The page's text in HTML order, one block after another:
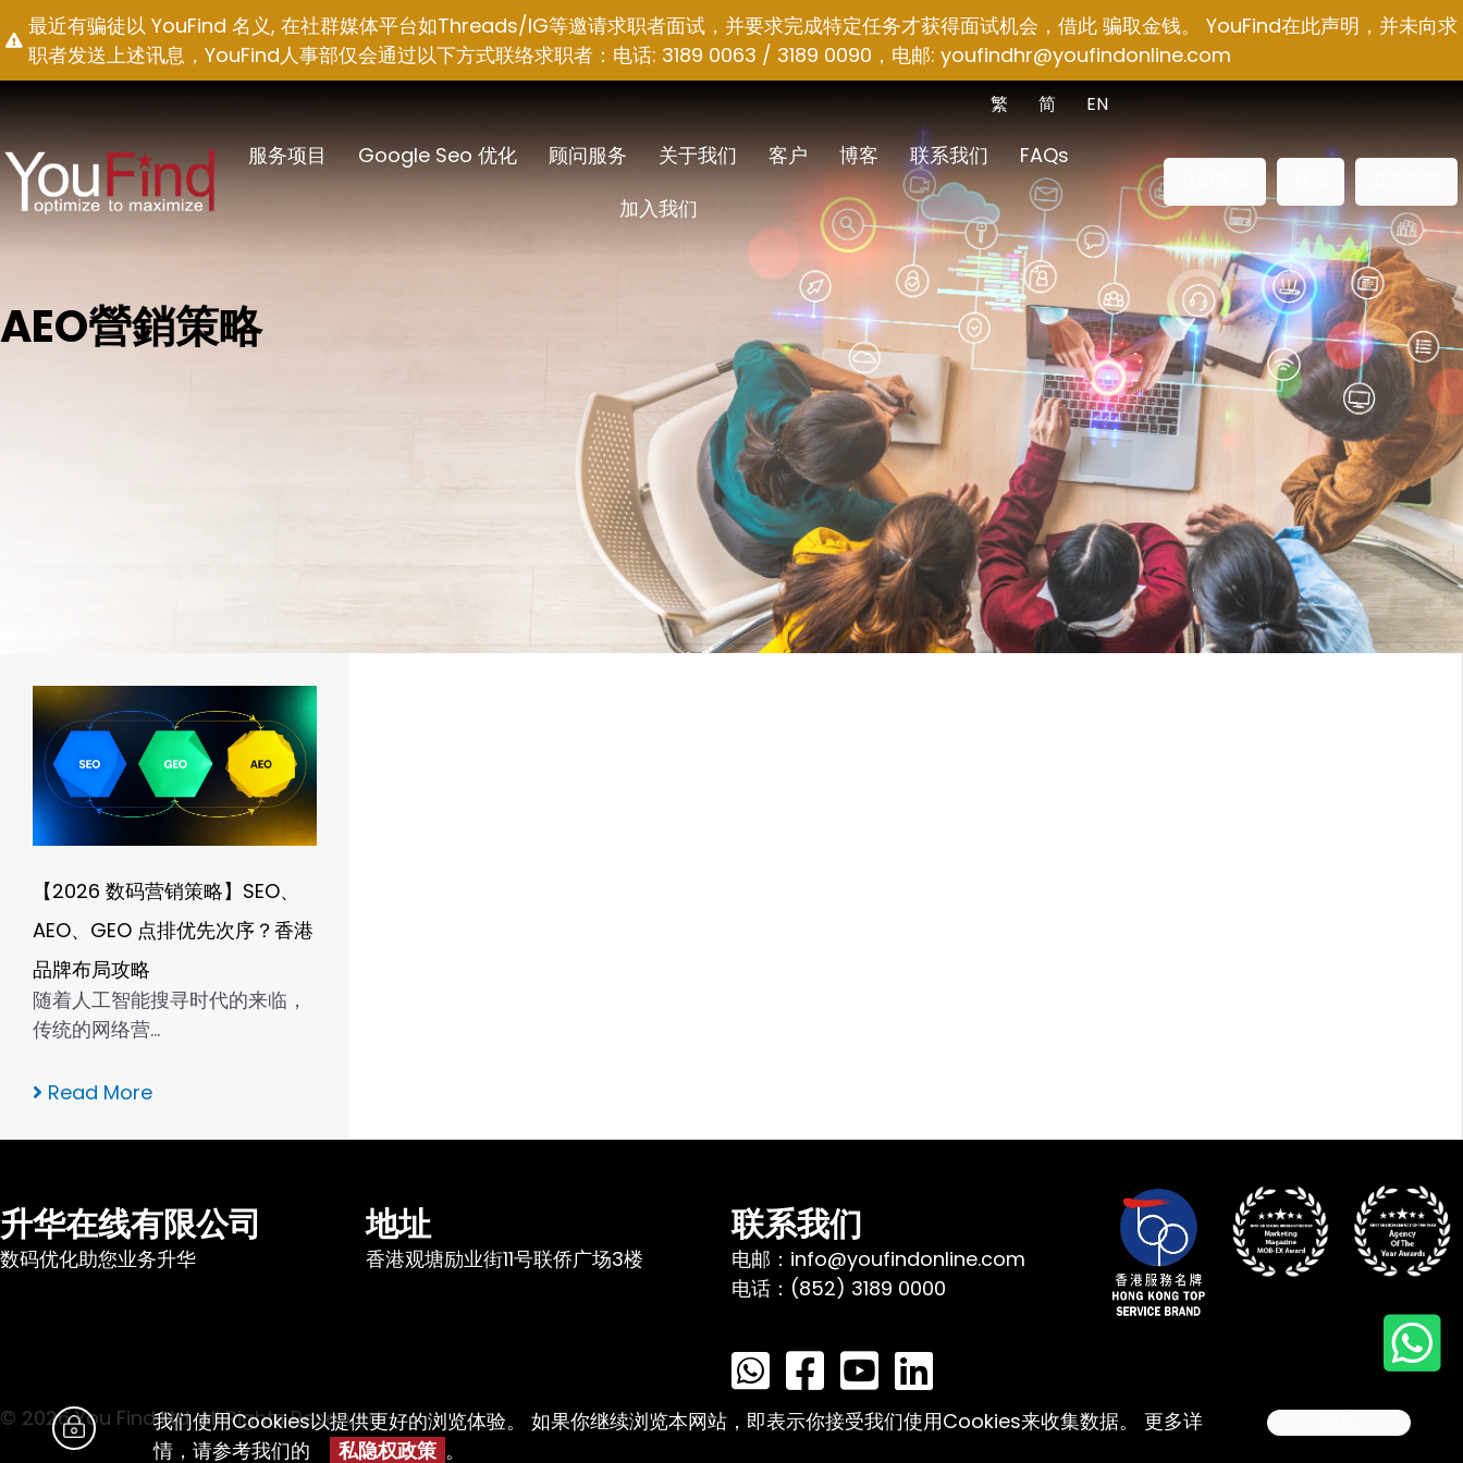
至
最近有骗徒以 YouFind 名义, 在社群媒体平台如Threads/IG等邀请求职者面试，并要求完成特定任务才获得面试机会，借此 骗取金钱。 YouFind在此声明，并未向求
职者发送上述讯息，YouFind人事部仅会通过以下方式联络求职者：电话: 3189 0063 / 3189 0090，电邮: youfindhr@youfindonline.com
EN
简
繁
服务项目 Google Seo 优化 顾问服务 关于我们 客户 博客 联系我们
FAQs
加入我们
AEO營銷策略
【2026 数码营销策略】SEO、
AEO、GEO 点排优先次序？香港
品牌布局攻略
随着人工智能搜寻时代的来临，
传统的网络营…
Read More
升华在线有限公司
数码优化助您业务升华
地址
香港观塘励业街11号联侨广场3楼
联系我们
电邮：info@youfindonline.com
电话：(852) 3189 0000
© 2026 You Find Ltd. All Rights Reserved
我们使用Cookies以提供更好的浏览体验。 如果你继续浏览本网站，即表示你接受我们使用Cookies来收集数据。 更多详
情，请参考我们的
私隐权政策 。